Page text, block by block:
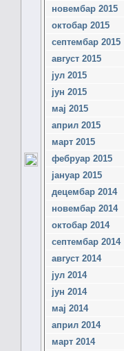
новембар 2015
октобар 2015
септембар 2015
август 2015
јул 2015
јун 2015
мај 2015
април 2015
март 2015
фебруар 2015
јануар 2015
децембар 2014
новембар 2014
октобар 2014
септембар 2014
август 2014
јул 2014
јун 2014
мај 2014
април 2014
март 2014